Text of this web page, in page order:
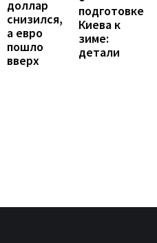
доллар
снизился,
а евро
пошло
вверх
подготовке
Киева к
зиме:
детали